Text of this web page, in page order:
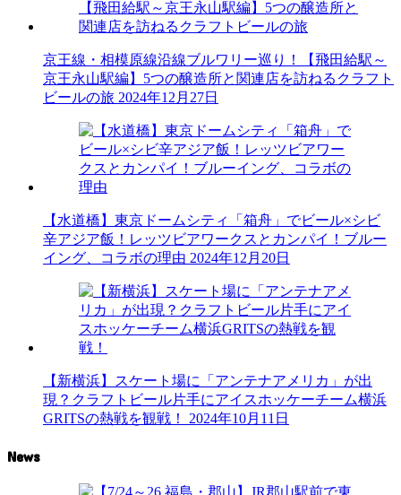
京王線・相模原線沿線ブルワリー巡り！【飛田給駅～
京王永山駅編】5つの醸造所と関連店を訪ねるクラフト
ビールの旅 2024年12月27日
【水道橋】東京ドームシティ「箱舟」でビール×シビ
辛アジア飯！レッツビアワークスとカンパイ！ブルー
イング、コラボの理由 2024年12月20日
【新横浜】スケート場に「アンテナアメリカ」が出
現？クラフトビール片手にアイスホッケーチーム横浜
GRITSの熱戦を観戦！
2024年10月11日
News